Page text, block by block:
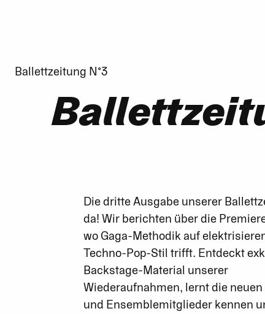
Ballettzeitung N°3
Die dritte Ausgabe unserer
da! Wir berichten über die
wo Gaga-Methodik auf
Techno-Pop-Stil trifft. Entdeckt
Backstage-Material unserer
Wiederaufnahmen, lernt die
und Ensemblemitglieder kennen